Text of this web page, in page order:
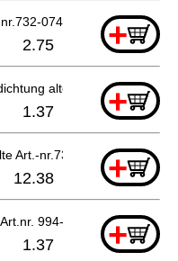
0740a-20 +
2.75
alte Art.nr. 751-06
+
1.37
Art.-nr.738-0725a-20
+
12.38
994-15040-142
+
1.37